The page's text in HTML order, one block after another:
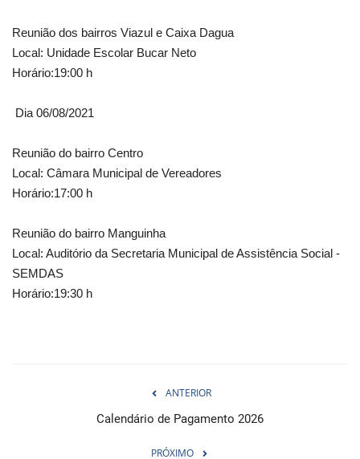
Reunião dos bairros Viazul e Caixa Dagua
Local: Unidade Escolar Bucar Neto
Horário:19:00 h
Dia 06/08/2021
Reunião do bairro Centro
Local: Câmara Municipal de Vereadores
Horário:17:00 h
Reunião do bairro Manguinha
Local: Auditório da Secretaria Municipal de Assistência Social -
SEMDAS
Horário:19:30 h
ANTERIOR
Calendário de Pagamento 2026
PRÓXIMO